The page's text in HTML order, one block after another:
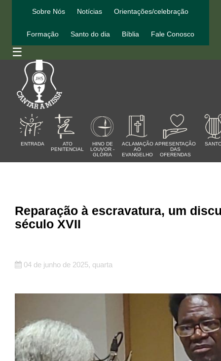
Sobre Nós Notícias Orientações/celebração
Formação Santo do dia Bíblia Fale Conosco
☰
ENTRADA
ATO
PENITENCIAL
HINO DE
LOUVOR -
GLÓRIA
ACLAMAÇÃO
AO
EVANGELHO
APRESENTAÇÃO
DAS
OFERENDAS
Reparação à escravatura, um
século XVII
04 de junho de 2025, quarta